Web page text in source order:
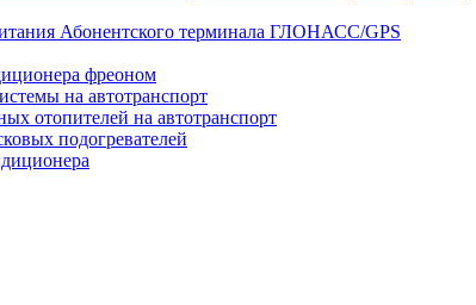
Абонентского терминала ГЛОНАСС/GPS
фреоном
на автотранспорт
отопителей на автотранспорт
подогревателей